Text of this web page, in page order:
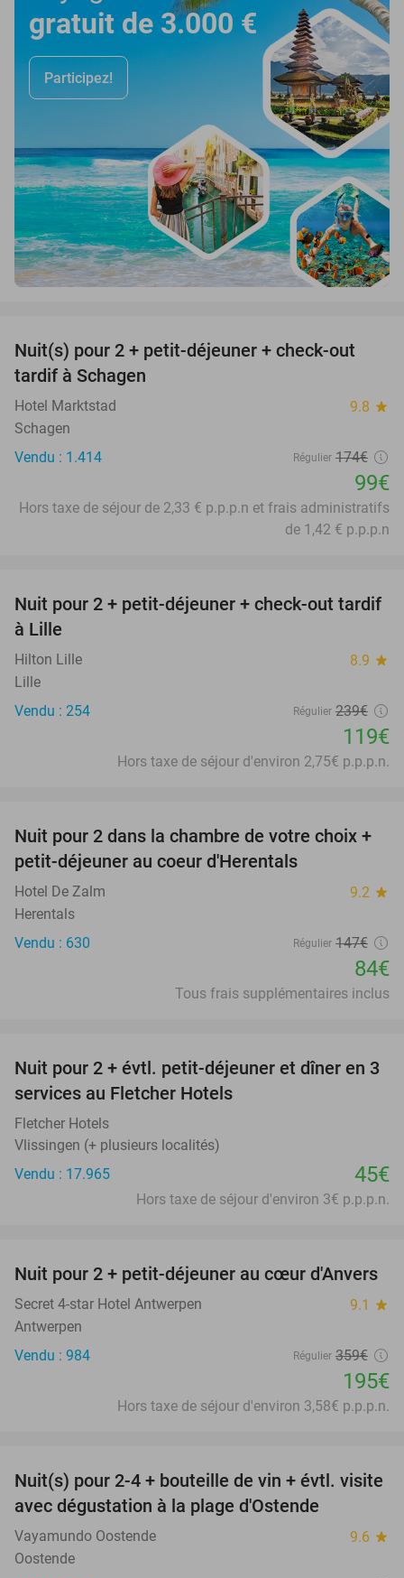
gratuit de 3.000 €
Participez!
43%
Nuit(s) pour 2 + petit-déjeuner + check-out
tardif à Schagen
Hotel Marktstad 9.8 star
Schagen
Vendu : 1.414
Régulier 174€
99€
Hors taxe de séjour de 2,33 € p.p.p.n et frais administratifs
de 1,42 € p.p.p.n
50%
Nuit pour 2 + petit-déjeuner + check-out tardif
à Lille
Hilton Lille 8.9 star
Lille
Vendu : 254
Régulier 239€
119€
Hors taxe de séjour d'environ 2,75€ p.p.p.n.
43%
Nuit pour 2 dans la chambre de votre choix +
petit-déjeuner au coeur d'Herentals
Hotel De Zalm 9.2 star
Herentals
Vendu : 630
Régulier 147€
84€
Tous frais supplémentaires inclus
Nuit pour 2 + évtl. petit-déjeuner et dîner en 3
services au Fletcher Hotels
Fletcher Hotels
Vlissingen (+ plusieurs localités)
Vendu : 17.965
45€
Hors taxe de séjour d'environ 3€ p.p.p.n.
46%
Nuit pour 2 + petit-déjeuner au cœur d'Anvers
Secret 4-star Hotel Antwerpen 9.1 star
Antwerpen
Vendu : 984
Régulier 359€
195€
Hors taxe de séjour d'environ 3,58€ p.p.p.n.
46%
Nuit(s) pour 2-4 + bouteille de vin + évtl. visite
avec dégustation à la plage d'Ostende
Vayamundo Oostende 9.6 star
Oostende